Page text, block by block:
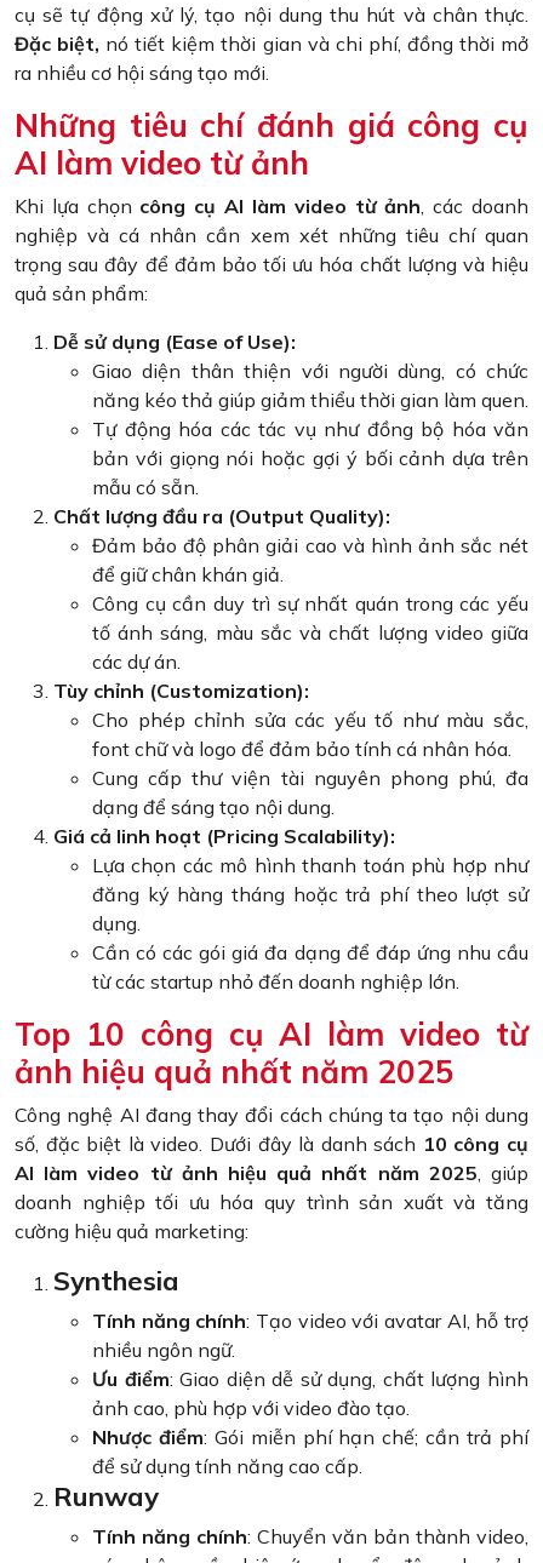
cụ sẽ tự động xử lý, tạo nội dung thu hút và chân thực.
Đặc biệt, nó tiết kiệm thời gian và chi phí, đồng thời mở
ra nhiều cơ hội sáng tạo mới.
Những tiêu chí đánh giá công cụ
AI làm video từ ảnh
Khi lựa chọn công cụ AI làm video từ ảnh, các doanh
nghiệp và cá nhân cần xem xét những tiêu chí quan
trọng sau đây để đảm bảo tối ưu hóa chất lượng và hiệu
quả sản phẩm:
Dễ sử dụng (Ease of Use):
Giao diện thân thiện với người dùng, có chức
năng kéo thả giúp giảm thiểu thời gian làm quen.
Tự động hóa các tác vụ như đồng bộ hóa văn
bản với giọng nói hoặc gợi ý bối cảnh dựa trên
mẫu có sẵn.
Chất lượng đầu ra (Output Quality):
Đảm bảo độ phân giải cao và hình ảnh sắc nét
để giữ chân khán giả.
Công cụ cần duy trì sự nhất quán trong các yếu
tố ánh sáng, màu sắc và chất lượng video giữa
các dự án.
Tùy chỉnh (Customization):
Cho phép chỉnh sửa các yếu tố như màu sắc,
font chữ và logo để đảm bảo tính cá nhân hóa.
Cung cấp thư viện tài nguyên phong phú, đa
dạng để sáng tạo nội dung.
Giá cả linh hoạt (Pricing Scalability):
Lựa chọn các mô hình thanh toán phù hợp như
đăng ký hàng tháng hoặc trả phí theo lượt sử
dụng.
Cần có các gói giá đa dạng để đáp ứng nhu cầu
từ các startup nhỏ đến doanh nghiệp lớn.
Top 10 công cụ AI làm video từ
ảnh hiệu quả nhất năm 2025
Công nghệ AI đang thay đổi cách chúng ta tạo nội dung
số, đặc biệt là video. Dưới đây là danh sách 10 công cụ
AI làm video từ ảnh hiệu quả nhất năm 2025, giúp
doanh nghiệp tối ưu hóa quy trình sản xuất và tăng
cường hiệu quả marketing:
Synthesia
Tính năng chính: Tạo video với avatar AI, hỗ trợ
nhiều ngôn ngữ.
Ưu điểm: Giao diện dễ sử dụng, chất lượng hình
ảnh cao, phù hợp với video đào tạo.
Nhược điểm: Gói miễn phí hạn chế; cần trả phí
để sử dụng tính năng cao cấp.
Runway
Tính năng chính: Chuyển văn bản thành video,